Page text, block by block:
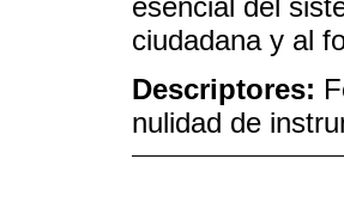
esencial del
ciudadana y al
Descriptores:
nulidad de